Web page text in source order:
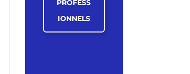
PROFESS
IONNELS